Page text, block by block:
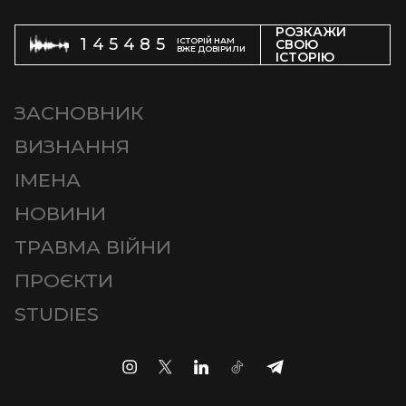
145485
ІСТОРІЙ НАМ
ВЖЕ ДОВІРИЛИ
РОЗКАЖИ
СВОЮ
ІСТОРІЮ
ЗАСНОВНИК
ВИЗНАННЯ
ІМЕНА
НОВИНИ
ТРАВМА ВІЙНИ
ПРОЄКТИ
STUDIES